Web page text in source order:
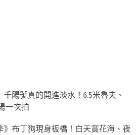
千陽號真的開進淡水！6.5米魯夫、
一次拍
》布丁狗現身板橋！白天賞花海、夜